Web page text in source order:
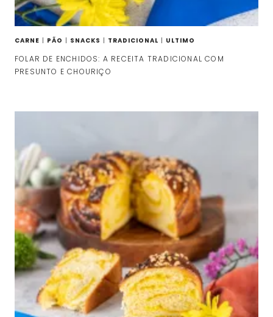
CARNE | PÃO | SNACKS | TRADICIONAL | ULTIMO
FOLAR DE ENCHIDOS: A RECEITA TRADICIONAL COM
PRESUNTO E CHOURIÇO